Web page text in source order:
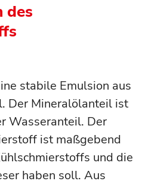
des
stabile Emulsion aus
Der Mineralölanteil ist
Wasseranteil. Der
ist maßgebend
und die
haben soll. Aus